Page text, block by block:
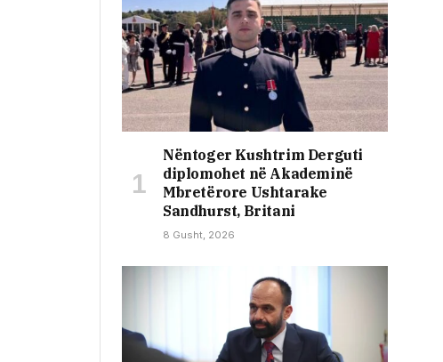
Nëntoger Kushtrim Derguti
diplomohet në Akademinë
Mbretërore Ushtarake
Sandhurst, Britani
8 Gusht, 2026